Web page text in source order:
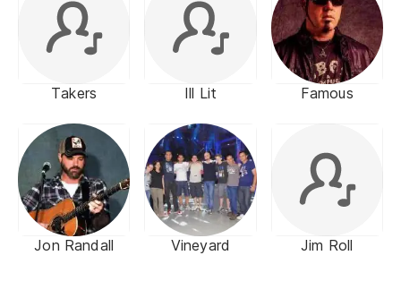
Takers Ill Lit Famous
Jon Randall Vineyard Jim Roll